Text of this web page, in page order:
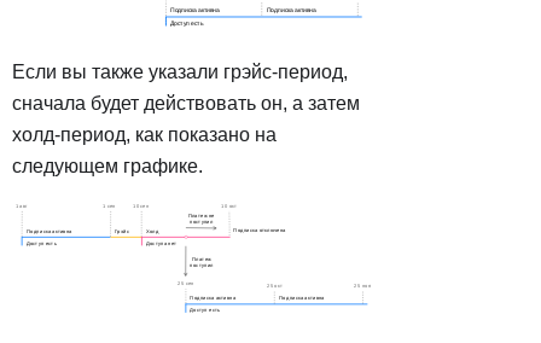
Если вы также указали грэйс-период,
сначала будет действовать он, а затем
холд-период, как показано на
следующем графике.